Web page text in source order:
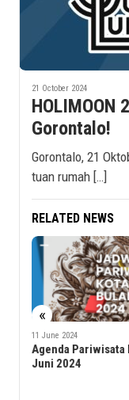
21 October 2024
Gorontalo!
Gorontalo, 21
tuan rumah […]
RELATED NEWS
«
11 June 2024
Agenda Pariwisata
Juni 2024